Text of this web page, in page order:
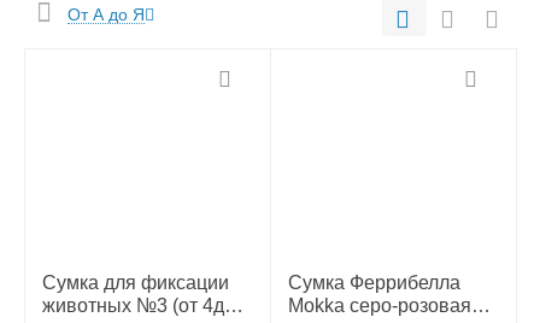
От А до Я
Сумка для фиксации
животных №3 (от 4до
Сумка Феррибелла
Mokka серо-розовая